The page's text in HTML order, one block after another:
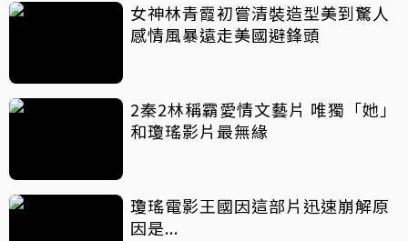
女神林青霞初嘗清裝造型美到驚人
感情風暴遠走美國避鋒頭
2秦2林稱霸愛情文藝片 唯獨「她」
和瓊瑤影片最無緣
瓊瑤電影王國因這部片迅速崩解原
因是...